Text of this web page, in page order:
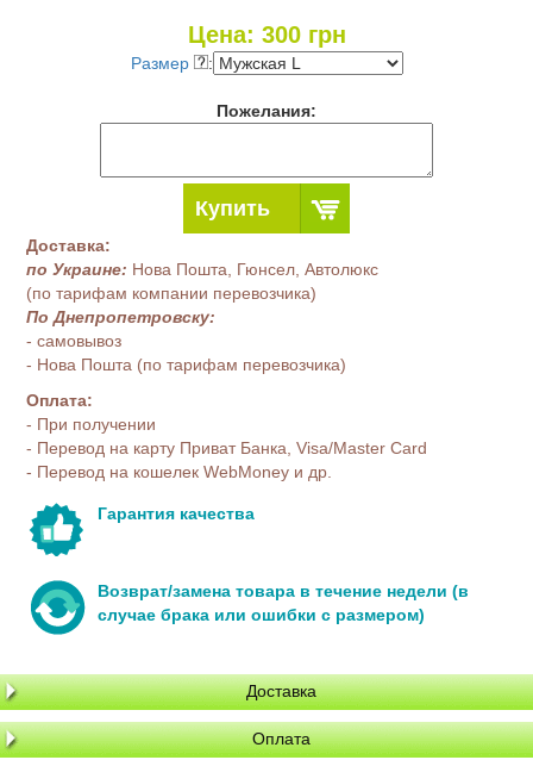
Цена: 300грн
Размер :
Пожелания:
Купить
Доставка:
по Украине: Нова Пошта, Гюнсел, Автолюкс
(по тарифам компании перевозчика)
По Днепропетровску:
- самовывоз
- Нова Пошта (по тарифам перевозчика)
Оплата:
- При получении
- Перевод на карту Приват Банка, Visa/Master Card
- Перевод на кошелек WebMoney и др.
Гарантия качества
Возврат/замена товара в течение недели (в
случае брака или ошибки с размером)
Доставка
Оплата